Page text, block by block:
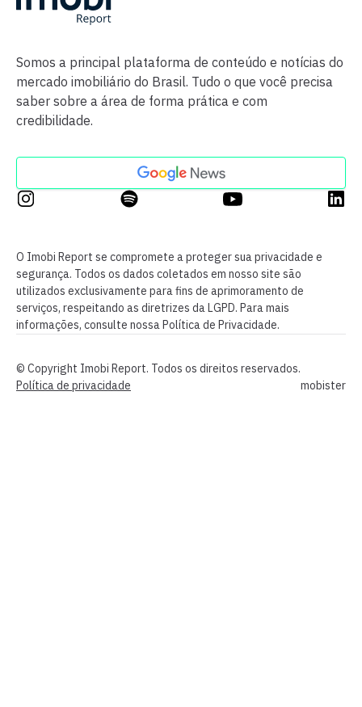
Somos a principal plataforma de conteúdo e notícias do
mercado imobiliário do Brasil. Tudo o que você precisa
saber sobre a área de forma prática e com
credibilidade.
O Imobi Report se compromete a proteger sua privacidade e
segurança. Todos os dados coletados em nosso site são
utilizados exclusivamente para fins de aprimoramento de
serviços, respeitando as diretrizes da LGPD. Para mais
informações, consulte nossa Política de Privacidade.
© Copyright Imobi Report. Todos os direitos reservados.
Política de privacidade
mobister